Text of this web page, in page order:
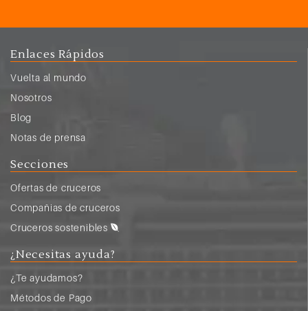
Enlaces Rápidos
Vuelta al mundo
Nosotros
Blog
Notas de prensa
Secciones
Ofertas de cruceros
Compañias de cruceros
Cruceros sostenibles
¿Necesitas ayuda?
¿Te ayudamos?
Métodos de Pago